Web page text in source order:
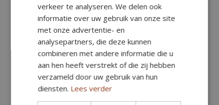
verkeer te analyseren. We delen ook
informatie over uw gebruik van onze site
met onze advertentie- en
analysepartners, die deze kunnen
combineren met andere informatie die u
aan hen heeft verstrekt of die zij hebben
verzameld door uw gebruik van hun
diensten. Lees verder